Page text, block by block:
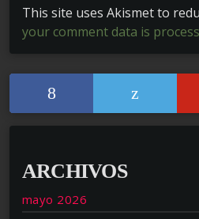
This site uses Akismet to
your comment data is
ARCHIVOS
mayo 2026